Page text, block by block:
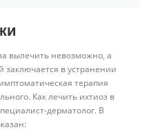
вылечить невозможно, а
заключается в устранении
терапия
Как лечить ихтиоз в
дерматолог. В